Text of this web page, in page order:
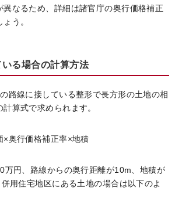
異なるため、詳細は諸官庁の奥行価格補正
う。
る場合の計算方法
路線に接している整形で長方形の土地の相
算式で求められます。
×奥行価格補正率×地積
万円、路線からの奥行距離が10m、地積が
用住宅地区にある土地の場合は以下のよ